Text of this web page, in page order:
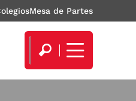
Mesa de Partes